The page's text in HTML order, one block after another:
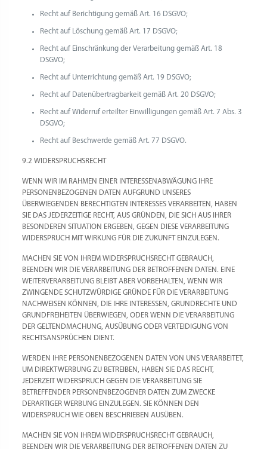
Recht auf Berichtigung gemäß Art. 16 DSGVO;
Recht auf Löschung gemäß Art. 17 DSGVO;
Recht auf Einschränkung der Verarbeitung gemäß Art. 18
DSGVO;
Recht auf Unterrichtung gemäß Art. 19 DSGVO;
Recht auf Datenübertragbarkeit gemäß Art. 20 DSGVO;
Recht auf Widerruf erteilter Einwilligungen gemäß Art. 7 Abs. 3
DSGVO;
Recht auf Beschwerde gemäß Art. 77 DSGVO.
9.2 WIDERSPRUCHSRECHT
WENN WIR IM RAHMEN EINER INTERESSENABWÄGUNG IHRE
PERSONENBEZOGENEN DATEN AUFGRUND UNSERES
ÜBERWIEGENDEN BERECHTIGTEN INTERESSES VERARBEITEN, HABEN
SIE DAS JEDERZEITIGE RECHT, AUS GRÜNDEN, DIE SICH AUS IHRER
BESONDEREN SITUATION ERGEBEN, GEGEN DIESE VERARBEITUNG
WIDERSPRUCH MIT WIRKUNG FÜR DIE ZUKUNFT EINZULEGEN.
MACHEN SIE VON IHREM WIDERSPRUCHSRECHT GEBRAUCH,
BEENDEN WIR DIE VERARBEITUNG DER BETROFFENEN DATEN. EINE
WEITERVERARBEITUNG BLEIBT ABER VORBEHALTEN, WENN WIR
ZWINGENDE SCHUTZWÜRDIGE GRÜNDE FÜR DIE VERARBEITUNG
NACHWEISEN KÖNNEN, DIE IHRE INTERESSEN, GRUNDRECHTE UND
GRUNDFREIHEITEN ÜBERWIEGEN, ODER WENN DIE VERARBEITUNG
DER GELTENDMACHUNG, AUSÜBUNG ODER VERTEIDIGUNG VON
RECHTSANSPRÜCHEN DIENT.
WERDEN IHRE PERSONENBEZOGENEN DATEN VON UNS VERARBEITET,
UM DIREKTWERBUNG ZU BETREIBEN, HABEN SIE DAS RECHT,
JEDERZEIT WIDERSPRUCH GEGEN DIE VERARBEITUNG SIE
BETREFFENDER PERSONENBEZOGENER DATEN ZUM ZWECKE
DERARTIGER WERBUNG EINZULEGEN. SIE KÖNNEN DEN
WIDERSPRUCH WIE OBEN BESCHRIEBEN AUSÜBEN.
MACHEN SIE VON IHREM WIDERSPRUCHSRECHT GEBRAUCH,
BEENDEN WIR DIE VERARBEITUNG DER BETROFFENEN DATEN ZU